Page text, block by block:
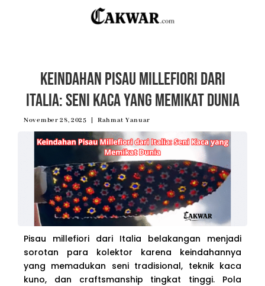
Keindahan Pisau Millefiori dari
Italia: Seni Kaca yang Memikat Dunia
November 28, 2025 Rahmat Yanuar
Pisau millefiori dari Italia belakangan menjadi
sorotan para kolektor karena keindahannya
yang memadukan seni tradisional, teknik kaca
kuno, dan craftsmanship tingkat tinggi. Pola